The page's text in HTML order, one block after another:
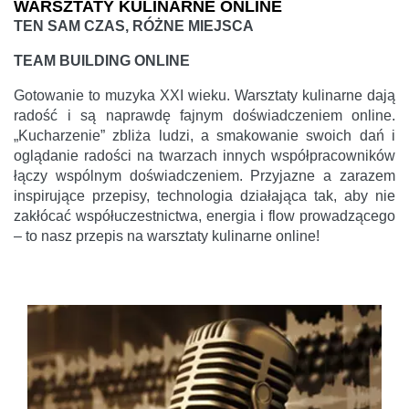
WARSZTATY KULINARNE ONLINE
TEN SAM CZAS, RÓŻNE MIEJSCA
TEAM BUILDING ONLINE
Gotowanie to muzyka XXI wieku. Warsztaty kulinarne dają
radość i są naprawdę fajnym doświadczeniem online.
„Kucharzenie” zbliża ludzi, a smakowanie swoich dań i
oglądanie radości na twarzach innych współpracowników
łączy wspólnym doświadczeniem. Przyjazne a zarazem
inspirujące przepisy, technologia działająca tak, aby nie
zakłócać współuczestnictwa, energia i flow prowadzącego
– to nasz przepis na warsztaty kulinarne online!